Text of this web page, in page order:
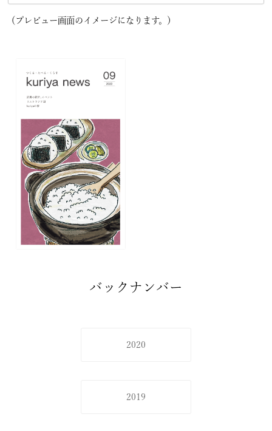
（プレビュー画面のイメージになります。）
バックナンバー
2020
2019